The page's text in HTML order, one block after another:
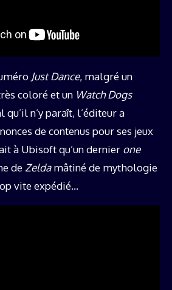
Just Dance, malgré un
coloré et un Watch Dogs
n’y paraît, l’éditeur a
de contenus pour ses jeux
à Ubisoft qu’un dernier one
de Zeldamâtiné de mythologie
vite expédié…